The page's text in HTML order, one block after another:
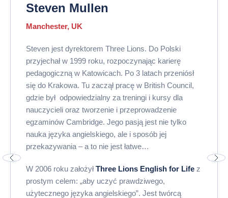
Steven Mullen
Manchester, UK
Steven jest dyrektorem Three Lions. Do Polski
przyjechał w 1999 roku, rozpoczynając karierę
pedagogiczną w Katowicach. Po 3 latach przeniósł
się do Krakowa. Tu zaczął pracę w British Council,
gdzie był odpowiedzialny za treningi i kursy dla
nauczycieli oraz tworzenie i przeprowadzenie
egzaminów Cambridge. Jego pasją jest nie tylko
nauka języka angielskiego, ale i sposób jej
przekazywania – a to nie jest łatwe…
W 2006 roku założyłThree Lions English for Life z
prostym celem: „aby uczyć prawdziwego,
użytecznego języka angielskiego”. Jest twórcą